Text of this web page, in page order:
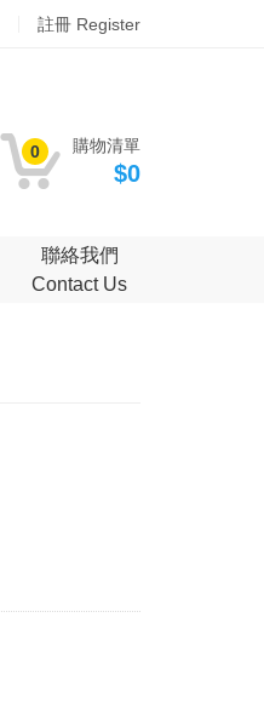
註冊 Register
0 購物清單
$0
聯絡我們
Contact Us